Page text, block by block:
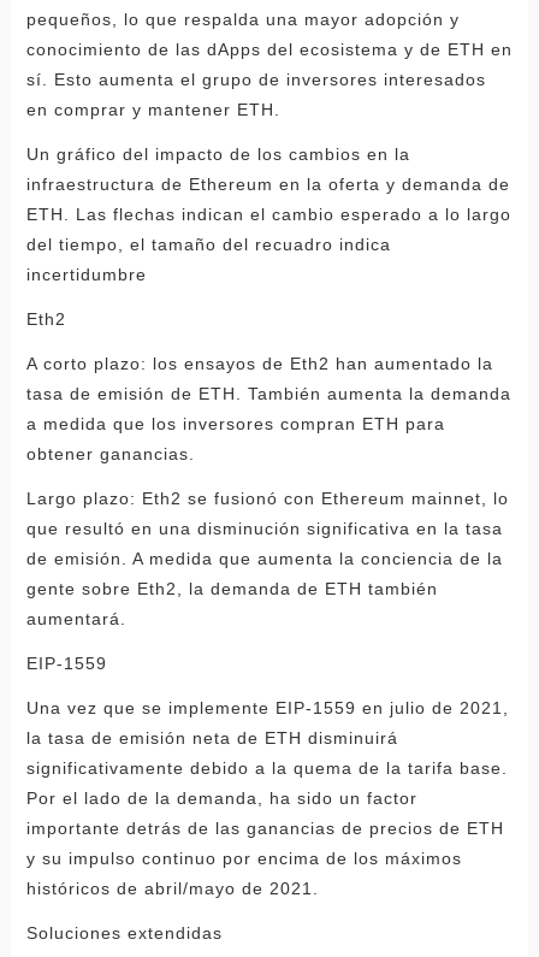
pequeños, lo que respalda una mayor adopción y
conocimiento de las dApps del ecosistema y de ETH en
sí. Esto aumenta el grupo de inversores interesados ​​
en comprar y mantener ETH.
Un gráfico del impacto de los cambios en la
infraestructura de Ethereum en la oferta y demanda de
ETH. Las flechas indican el cambio esperado a lo largo
del tiempo, el tamaño del recuadro indica
incertidumbre
Eth2
A corto plazo: los ensayos de Eth2 han aumentado la
tasa de emisión de ETH. También aumenta la demanda
a medida que los inversores compran ETH para
obtener ganancias.
Largo plazo: Eth2 se fusionó con Ethereum mainnet, lo
que resultó en una disminución significativa en la tasa
de emisión. A medida que aumenta la conciencia de la
gente sobre Eth2, la demanda de ETH también
aumentará.
EIP-1559
Una vez que se implemente EIP-1559 en julio de 2021,
la tasa de emisión neta de ETH disminuirá
significativamente debido a la quema de la tarifa base.
Por el lado de la demanda, ha sido un factor
importante detrás de las ganancias de precios de ETH
y su impulso continuo por encima de los máximos
históricos de abril/mayo de 2021.
Soluciones extendidas